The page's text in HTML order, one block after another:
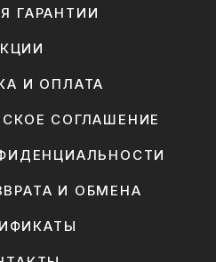
ГАРАНТИИ
И ОПЛАТА
СОГЛАШЕНИЕ
И ОБМЕНА